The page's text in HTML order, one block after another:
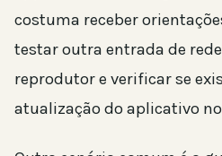
costuma receber
testar outra entrada de
reprodutor e verificar se
atualização do aplicativo